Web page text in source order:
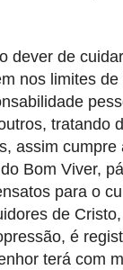
dever de
nos limites
tratando
assim
Bom Viver,
para o
de
é
terá com